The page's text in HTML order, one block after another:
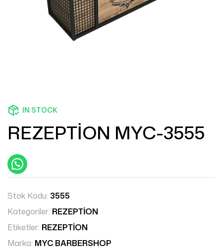
IN STOCK
REZEPTİON MYC-3555
Stok Kodu: 3555
Kategoriler: REZEPTİON
Etiketler: REZEPTİON
Marka: MYC BARBERSHOP